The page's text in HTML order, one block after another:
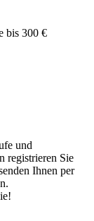
bis 300 €
und
registrieren Sie
Ihnen per